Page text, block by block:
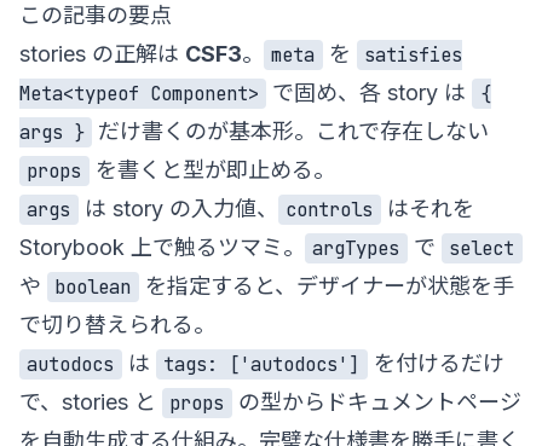
この記事の要点
stories の正解は CSF3。 meta を
satisfies
Meta<typeof Component>
で固め、各 story は
{
args } だけ書くのが基本形。これで存在しない
props
を書くと型が即止める。
args
は story の入力値、 controls
はそれを
Storybook 上で触るツマミ。
argTypes で
select
や
boolean
を指定すると、デザイナーが状態を手
で切り替えられる。
autodocs
は tags: ['autodocs']
を付けるだけ
で、stories と
props
の型からドキュメントページ
を自動生成する仕組み。完璧な仕様書を勝手に書く